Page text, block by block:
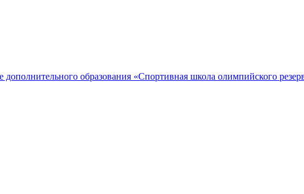
дополнительного образования «Спортивная школа олимпийского